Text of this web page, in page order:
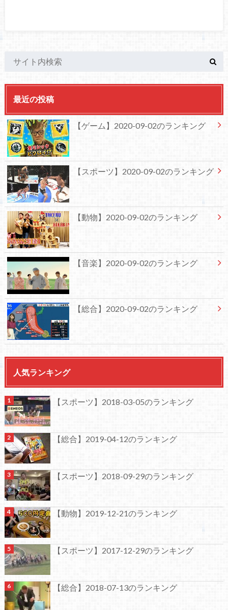
最近の投稿
【ゲーム】2020-09-02のランキング
【スポーツ】2020-09-02のランキング
【動物】2020-09-02のランキング
【音楽】2020-09-02のランキング
【総合】2020-09-02のランキング
人気ランキング
【スポーツ】2018-03-05のランキング
【総合】2019-04-12のランキング
【スポーツ】2018-09-29のランキング
【動物】2019-12-21のランキング
【スポーツ】2017-12-29のランキング
【総合】2018-07-13のランキング